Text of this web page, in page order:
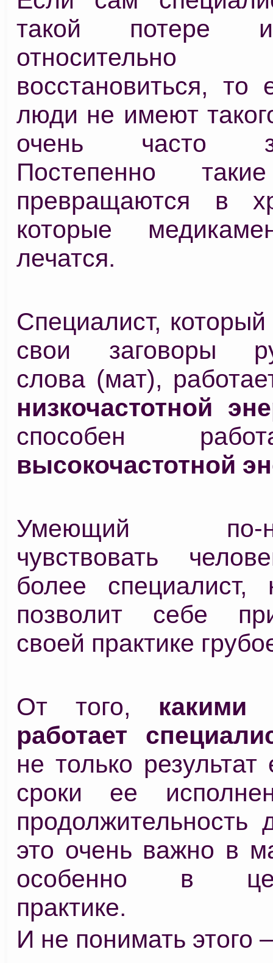
такой потере
восстановиться, то
люди не имеют
очень часто
Постепенно
превращаются в
которые
лечатся.
Специалист,
свои заговоры
слова (мат),
низкочастотной
способен
высокочастотной
Умеющий по-
чувствовать
более специалист,
позволит себе
своей практике
От того, какими
работает
не только результат
сроки ее
продолжительность
это очень важно в
особенно в
практике.
И не понимать этого